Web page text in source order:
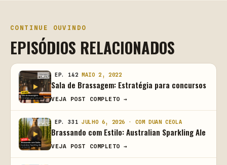
CONTINUE OUVINDO
EPISÓDIOS RELACIONADOS
EP. 142 MAIO 2, 2022
Sala de Brassagem: Estratégia para concursos
VEJA POST COMPLETO →
EP. 331 JULHO 6, 2026 · COM DUAN CEOLA
Brassando com Estilo: Australian Sparkling Ale
VEJA POST COMPLETO →